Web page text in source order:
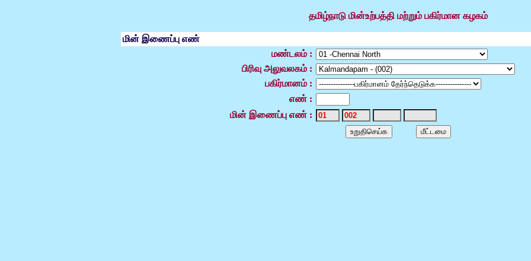
தமிழ்நாடு மின்உற்பத்தி மற்றும் பகிர்மான கழகம்
மின் இணைப்பு எண்
மண்டலம் :
பிரிவு அலுவலகம் :
பகிர்மானம் :
எண் :
மின் இணைப்பு எண் :